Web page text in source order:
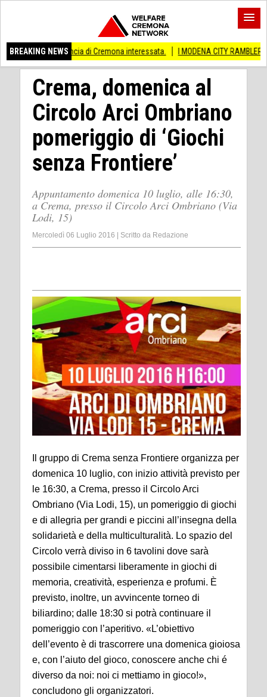
BREAKING NEWS
provincia di Cremona interessata. I MODENA CITY RAMBLERS
Crema, domenica al
Circolo Arci Ombriano
pomeriggio di ‘Giochi
senza Frontiere’
Appuntamento domenica 10 luglio, alle 16:30,
a Crema, presso il Circolo Arci Ombriano (Via
Lodi, 15)
Mercoledì 06 Luglio 2016 Scritto da Redazione
Il gruppo di Crema senza Frontiere organizza per
domenica 10 luglio, con inizio attività previsto per
le 16:30, a Crema, presso il Circolo Arci
Ombriano (Via Lodi, 15), un pomeriggio di giochi
e di allegria per grandi e piccini all’insegna della
solidarietà e della multiculturalità. Lo spazio del
Circolo verrà diviso in 6 tavolini dove sarà
possibile cimentarsi liberamente in giochi di
memoria, creatività, esperienza e profumi. È
previsto, inoltre, un avvincente torneo di
biliardino; dalle 18:30 si potrà continuare il
pomeriggio con l’aperitivo. «L’obiettivo
dell’evento è di trascorrere una domenica gioiosa
e, con l’aiuto del gioco, conoscere anche chi é
diverso da noi: noi ci mettiamo in gioco!»,
concludono gli organizzatori.